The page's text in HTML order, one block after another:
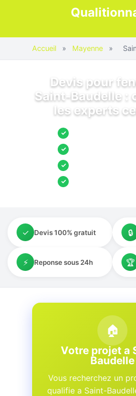
Accueil » Mayenne »
Devis pour
Saint-Baudelle :
les experts
✓
✓
✓
✓
✓ Devis 100% gratuit 🔒
⚡ Reponse sous 24h 🏆
🏠
Votre projet a
Baudelle
Vous recherchez un
qualifie a Saint-